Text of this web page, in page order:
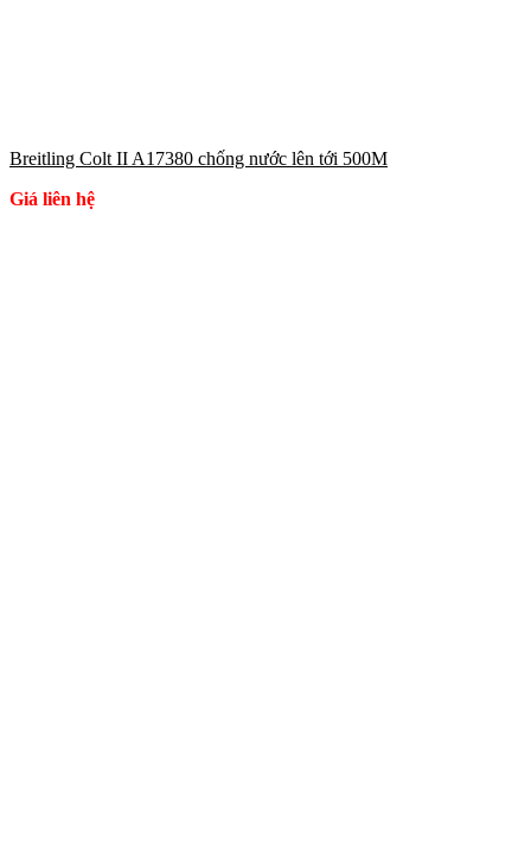
Breitling Colt II A17380 chống nước lên tới 500M
Giá liên hệ